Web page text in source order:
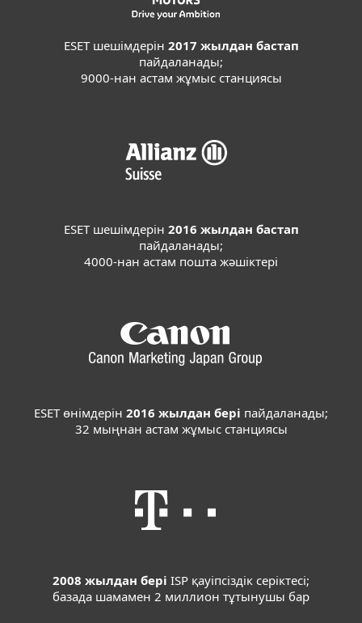
ESET шешімдерін 2017 жылдан бастап
пайдаланады;
9000-нан астам жұмыс станциясы
ESET шешімдерін 2016 жылдан бастап
пайдаланады;
4000-нан астам пошта жәшіктері
ESET өнімдерін 2016 жылдан бері пайдаланады;
32 мыңнан астам жұмыс станциясы
2008 жылдан бері ISP қауіпсіздік серіктесі;
базада шамамен 2 миллион тұтынушы бар